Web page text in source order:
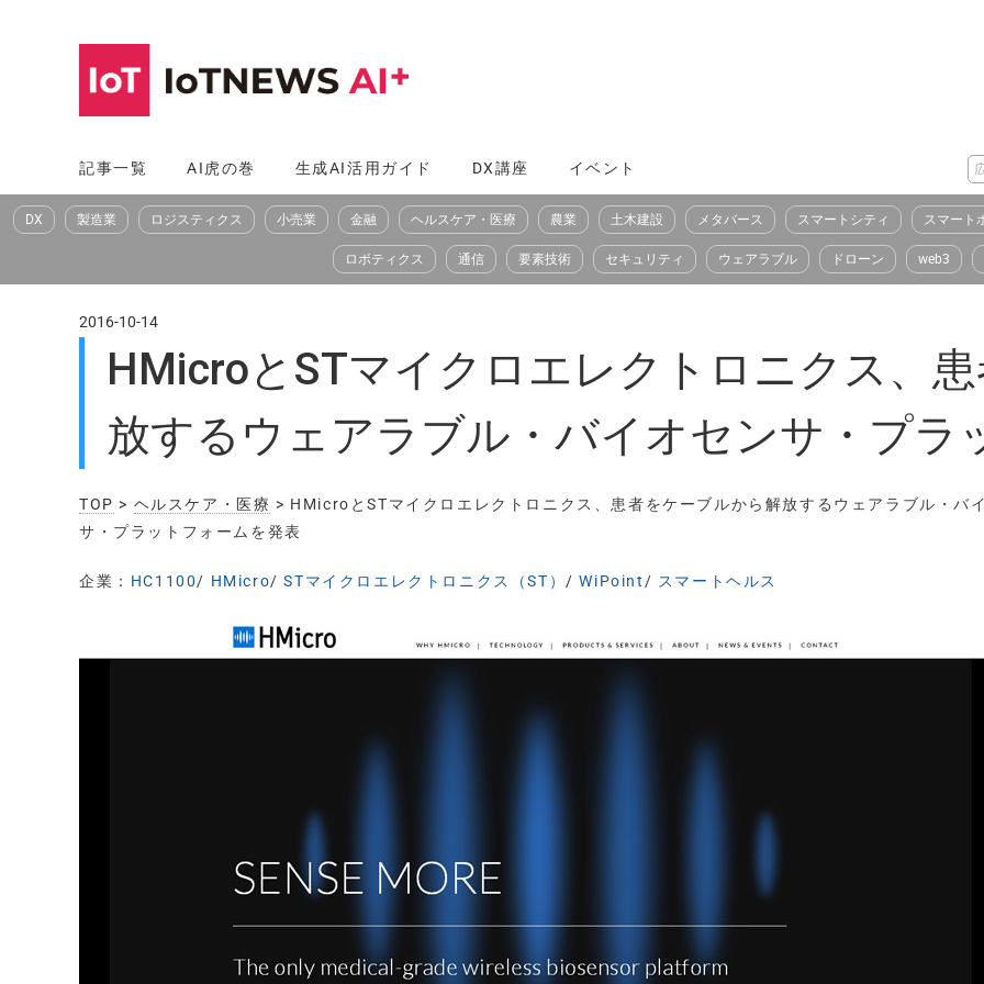
へ
ス
記事一覧 AI虎の巻 生成AI活用ガイド DX講座 イベント
DX 製造業 ロジスティクス 小売業 金融 ヘルスケア・医療 農業 土木建設 メタバース スマートシティ スマート
ロボティクス 通信 要素技術 セキュリティ ウェアラブル ドローン web3
2016-10-14
HMicroとSTマイクロエレクトロニクス、
放するウェアラブル・バイオセンサ・プラ
TOP > ヘルスケア・医療 > HMicroとSTマイクロエレクトロニクス、患者をケーブルから解放するウェアラブル・バ
サ・プラットフォームを発表
企業： HC1100/ HMicro/STマイクロエレクトロニクス（ST） /WiPoint / スマートヘルス